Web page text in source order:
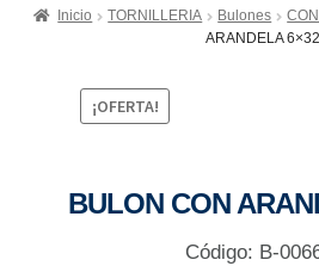
Inicio TORNILLERIA Bulones
ARANDELA
¡OFERTA!
BULON CON
Código: B-